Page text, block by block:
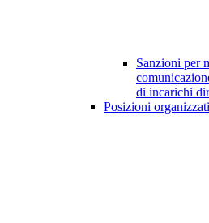
Sanzioni per
di incarichi
Posizioni